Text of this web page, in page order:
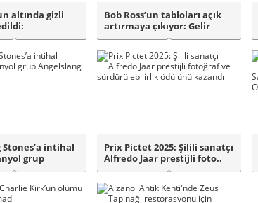
altında gizli
g..
Bob Ross’un tabloları açık
artırmaya çıkıyor: Gelir
kamu tel..
intihal
grup
Prix Pictet 2025: Şilili sanatçı
Alfredo Jaar prestijli foto..